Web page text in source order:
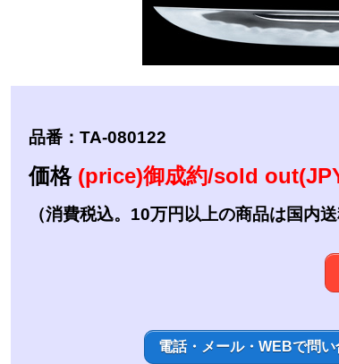
品番：TA-080122
価格 (price)御成約/sold
（消費税込。10万円以上の商品は国内送
電話・メール・WEBで問い